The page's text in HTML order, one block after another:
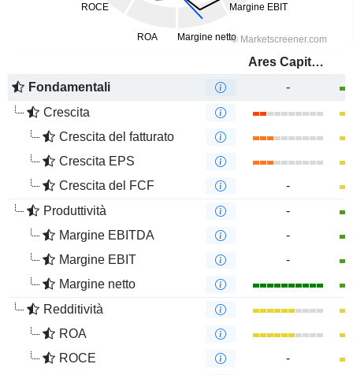
Ares Capital Corporation
Fondamentali
-
Crescita
Crescita del fatturato
Crescita EPS
Crescita del FCF
-
Produttività
-
Margine EBITDA
-
Margine EBIT
-
Margine netto
Redditività
ROA
ROCE
-